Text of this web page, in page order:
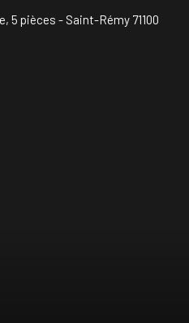
d'amis. Les + du bien :
(convecteurs neufs), chauffe-